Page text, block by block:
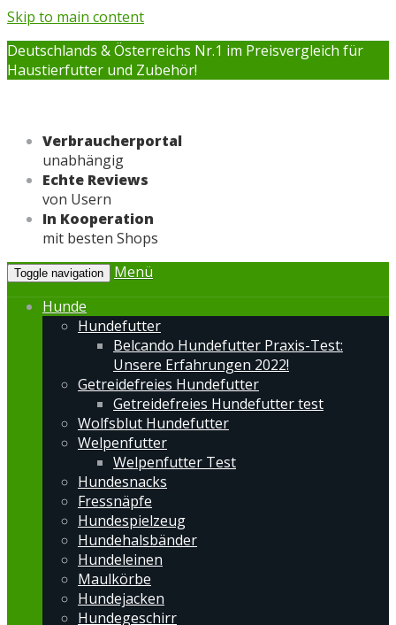
Skip to main content
Deutschlands & Österreichs Nr.1 im Preisvergleich für
Haustierfutter und Zubehör!
Verbraucherportal
unabhängig
Echte Reviews
von Usern
In Kooperation
mit besten Shops
Toggle navigation
Menü
Hunde
Hundefutter
Belcando Hundefutter Praxis-Test:
Unsere Erfahrungen 2022!
Getreidefreies Hundefutter
Getreidefreies Hundefutter test
Wolfsblut Hundefutter
Welpenfutter
Welpenfutter Test
Hundesnacks
Fressnäpfe
Hundespielzeug
Hundehalsbänder
Hundeleinen
Maulkörbe
Hundejacken
Hundegeschirr